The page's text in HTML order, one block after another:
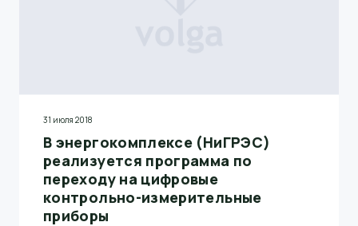
31 июля 2018
В энергокомплексе (НиГРЭС)
реализуется программа по
переходу на цифровые
контрольно-измерительные
приборы